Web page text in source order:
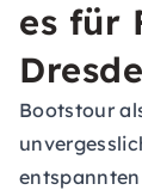
es für
Bootstour